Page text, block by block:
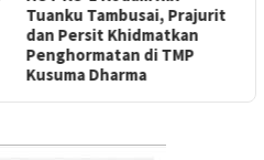
Tuanku Tambusai, Prajurit
dan Persit Khidmatkan
Penghormatan di TMP
Kusuma Dharma